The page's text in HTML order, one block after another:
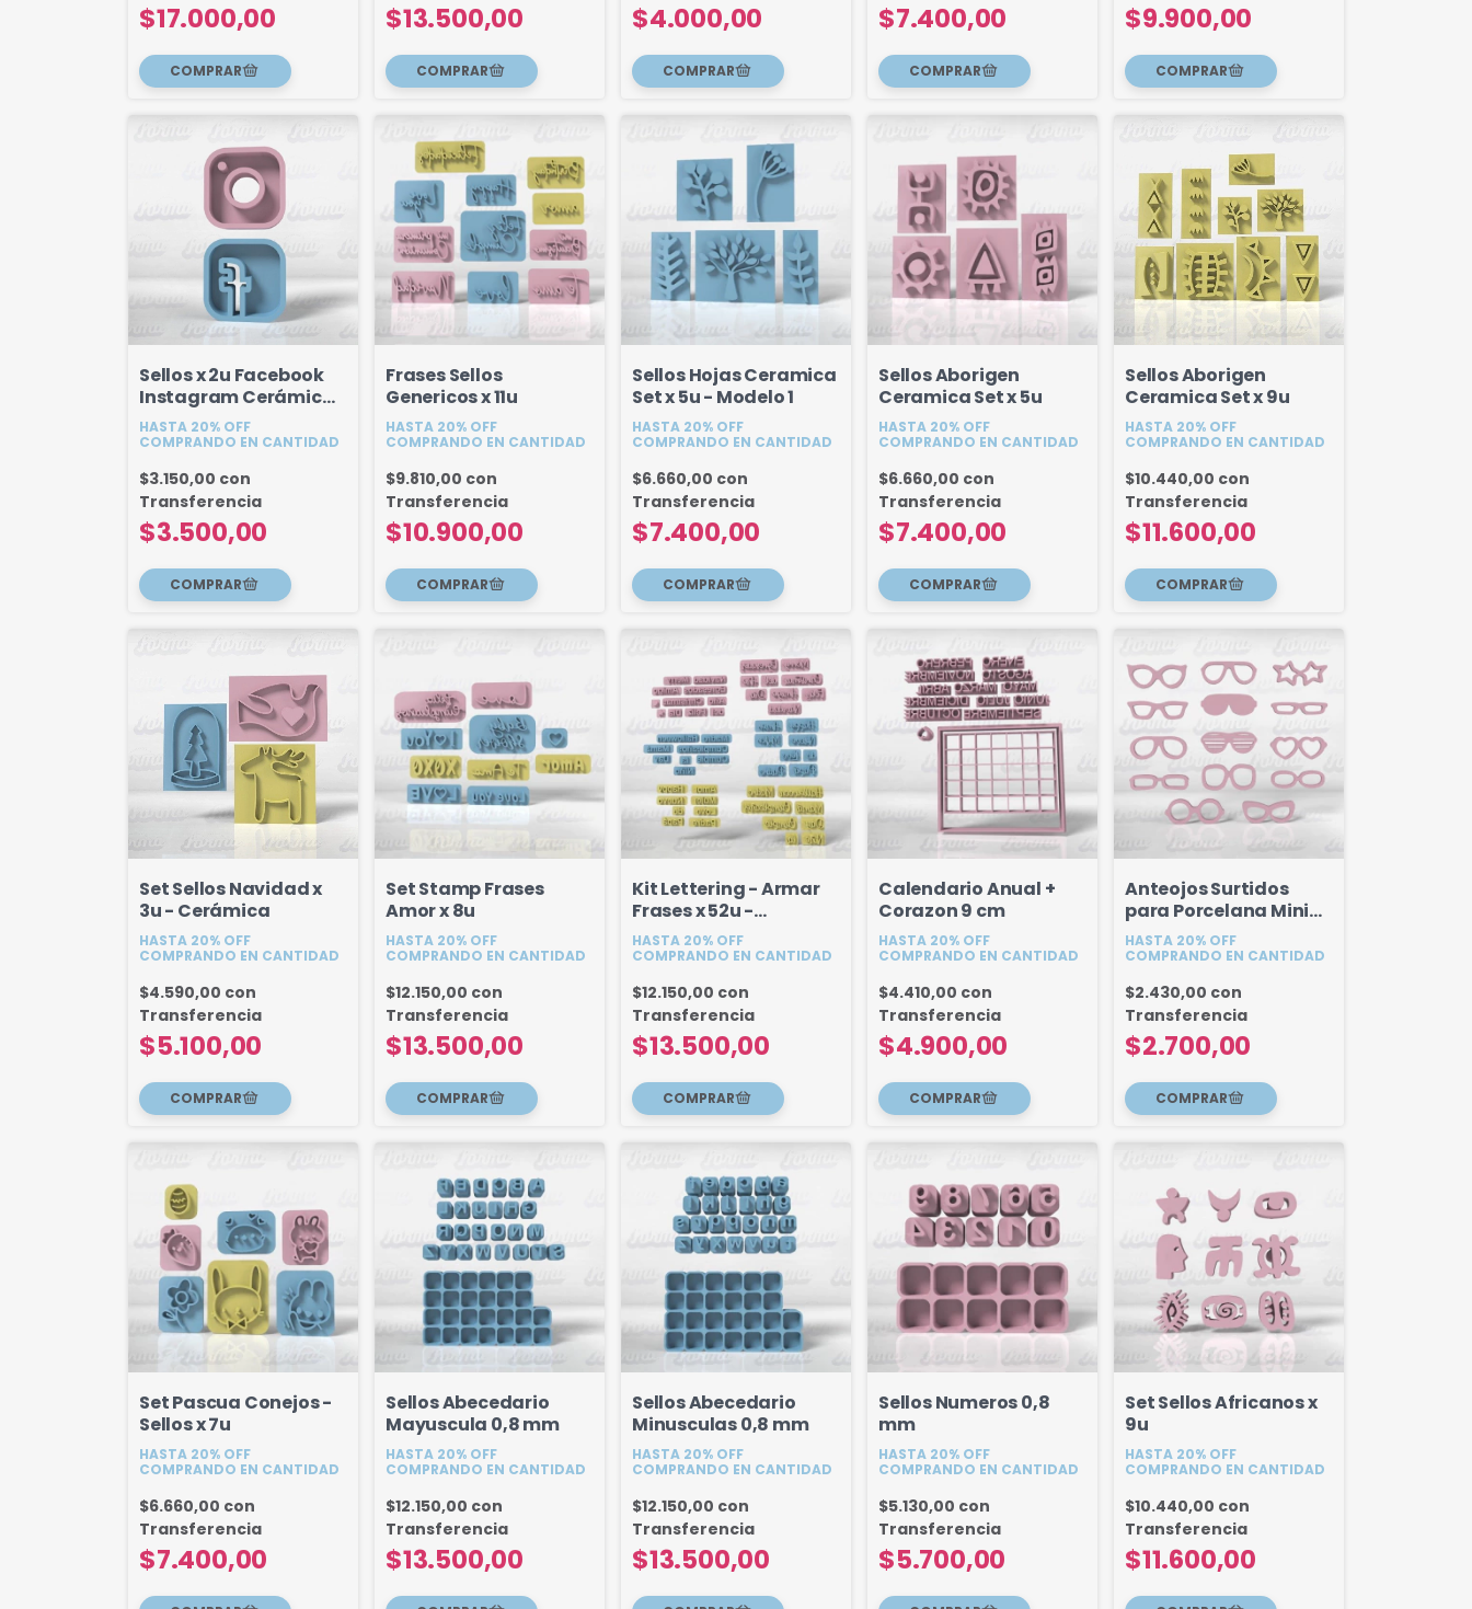
$17.000,00 $13.500,00 $4.000,00 $7.400,00 $9.900,00
Sellos x 2u Facebook
Instagram Cerámica -
2 cm
HASTA 20% OFF
COMPRANDO EN CANTIDAD
$3.500,00
$3.150,00 con
Transferencia
Frases Sellos
Genericos x 11u
HASTA 20% OFF
COMPRANDO EN CANTIDAD
$10.900,00
$9.810,00 con
Transferencia
Sellos Hojas Ceramica
Set x 5u - Modelo 1
HASTA 20% OFF
COMPRANDO EN CANTIDAD
$7.400,00
$6.660,00 con
Transferencia
Sellos Aborigen
Ceramica Set x 5u
HASTA 20% OFF
COMPRANDO EN CANTIDAD
$7.400,00
$6.660,00 con
Transferencia
Sellos Aborigen
Ceramica Set x 9u
HASTA 20% OFF
COMPRANDO EN CANTIDAD
$11.600,00
$10.440,00 con
Transferencia
Set Sellos Navidad x
3u - Cerámica
HASTA 20% OFF
COMPRANDO EN CANTIDAD
$5.100,00
$4.590,00 con
Transferencia
Set Stamp Frases
Amor x 8u
HASTA 20% OFF
COMPRANDO EN CANTIDAD
$13.500,00
$12.150,00 con
Transferencia
Kit Lettering - Armar
Frases x 52u -
Cerámica
HASTA 20% OFF
COMPRANDO EN CANTIDAD
$13.500,00
$12.150,00 con
Transferencia
Calendario Anual +
Corazon 9 cm
HASTA 20% OFF
COMPRANDO EN CANTIDAD
$4.900,00
$4.410,00 con
Transferencia
Anteojos Surtidos
para Porcelana Mini
Set x 14u
HASTA 20% OFF
COMPRANDO EN CANTIDAD
$2.700,00
$2.430,00 con
Transferencia
Set Pascua Conejos -
Sellos x 7u
HASTA 20% OFF
COMPRANDO EN CANTIDAD
$7.400,00
$6.660,00 con
Transferencia
Sellos Abecedario
Mayuscula 0,8 mm
HASTA 20% OFF
COMPRANDO EN CANTIDAD
$13.500,00
$12.150,00 con
Transferencia
Sellos Abecedario
Minusculas 0,8 mm
HASTA 20% OFF
COMPRANDO EN CANTIDAD
$13.500,00
$12.150,00 con
Transferencia
Sellos Numeros 0,8
mm
HASTA 20% OFF
COMPRANDO EN CANTIDAD
$5.700,00
$5.130,00 con
Transferencia
Set Sellos Africanos x
9u
HASTA 20% OFF
COMPRANDO EN CANTIDAD
$11.600,00
$10.440,00 con
Transferencia